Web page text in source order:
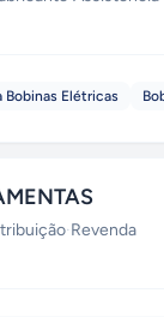
Bobinas Elétricas
·Revenda